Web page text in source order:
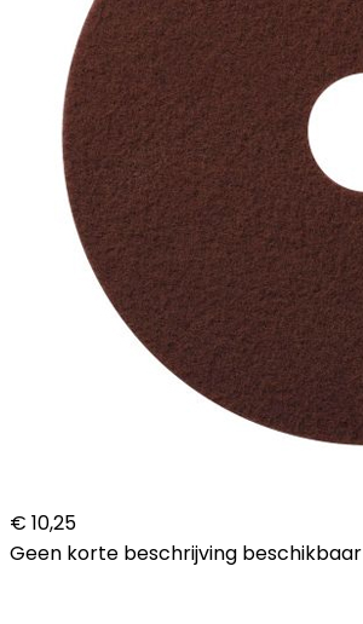
€ 10,25
Geen korte beschrijving beschikbaar